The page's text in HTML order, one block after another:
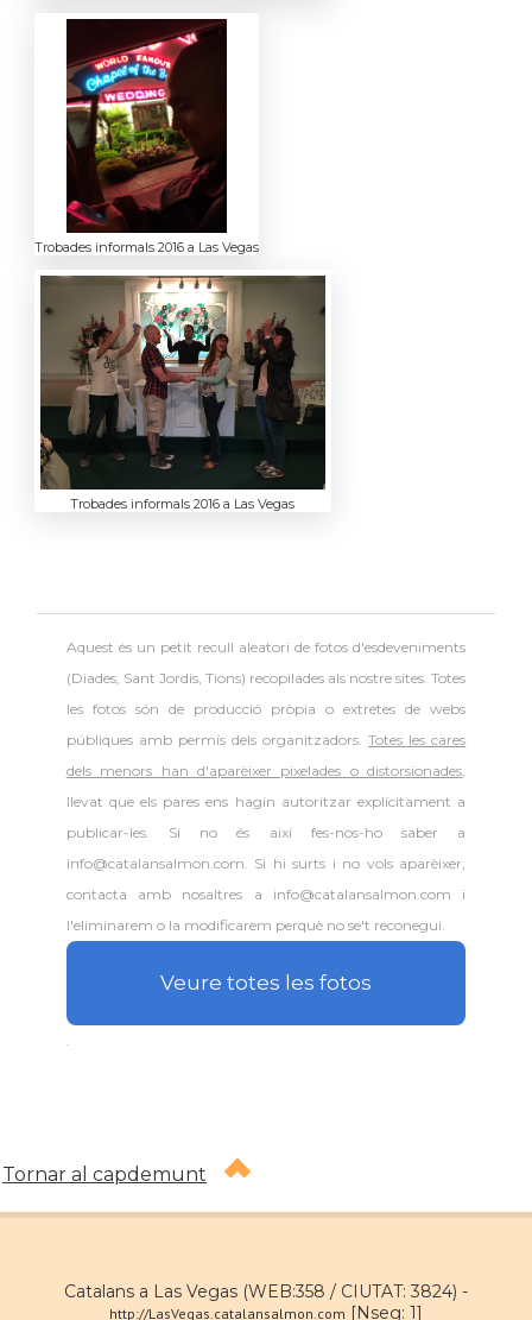
Trobades informals 2016 a Las Vegas
Trobades informals 2016 a Las Vegas
Aquest és un petit recull aleatori defotos d'esdeveniments
(Diades, Sant Jordis, Tions) recopilades als nostre sites. Totes
les fotos són de producció pròpia o extretes de webs
públiques amb permís dels organitzadors.Totes les cares
dels menors han d'aparèixer pixelades o distorsionades,
llevat que els pares ens hagin autoritzar explícitament a
publicar-les. Si no és així fes-nos-ho saber a
info@catalansalmon.com. Si hi surts i no vols aparèixer,
contacta amb nosaltres a info@catalansalmon.com i
l'eliminarem o la modificarem perquè no se't reconegui.
Veure totes les fotos
Tornar al capdemunt
Catalans a Las Vegas (WEB:358 / CIUTAT: 3824) -
http://LasVegas.catalansalmon.com [Nseg: 1]